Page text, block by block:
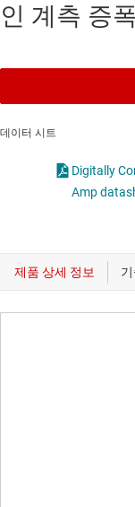
인 계측 증폭
데이터 시트
Digitally
Amp